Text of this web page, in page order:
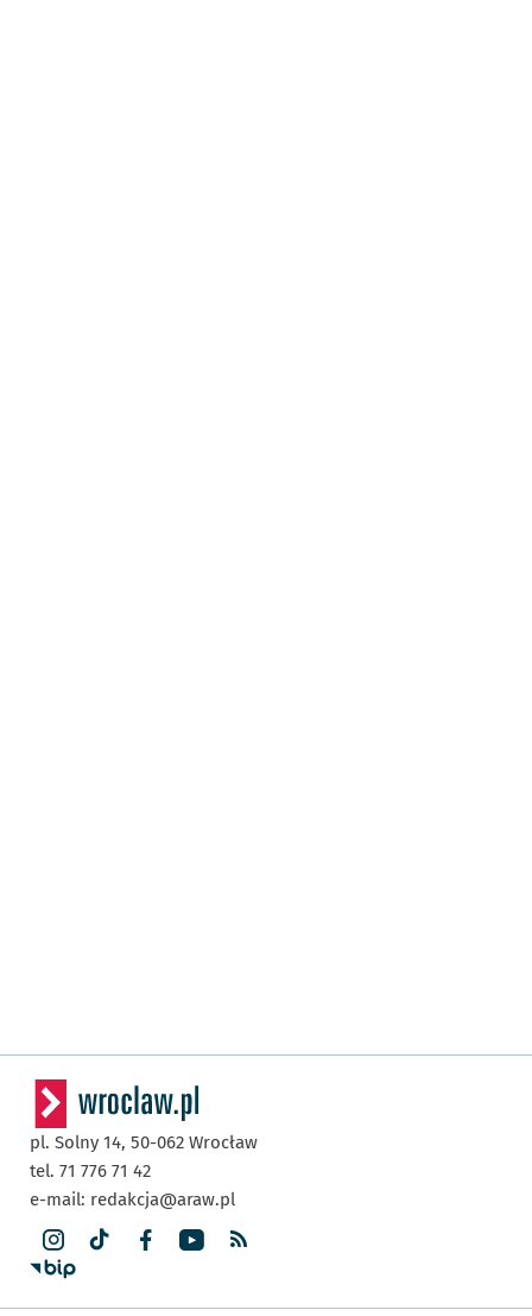
pl. Solny 14, 50-062 Wrocław
tel. 71 776 71 42
e-mail: redakcja@araw.pl